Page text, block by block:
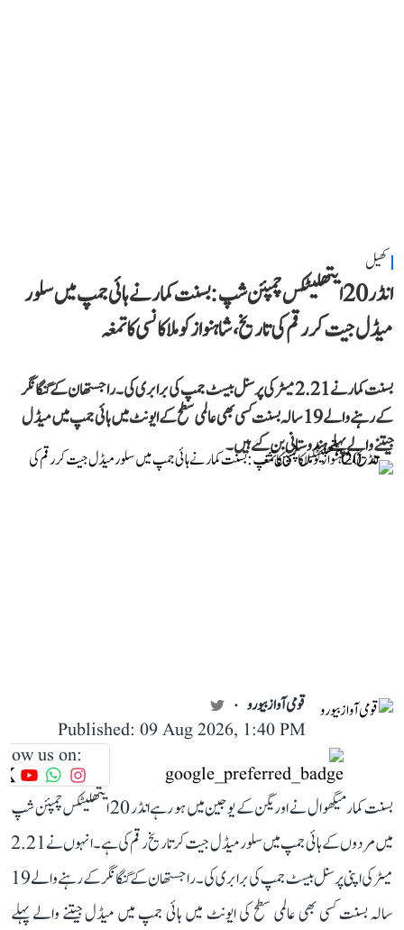
کھیل
انڈر 20 ایتھلیٹکس چمپئن شپ: بسنت کمار نے ہائی جمپ میں سلور
میڈل جیت کر رقم کی تاریخ، شاہنواز کو ملا کانسی کا تمغہ
بسنت کمار نے 2.21 میٹر کی پرسنل بیسٹ جمپ کی برابری کی۔ راجستھان کے گنگا نگر
کے رہنے والے 19 سالہ بسنت کسی بھی عالمی سطح کے ایونٹ میں ہائی جمپ میں میڈل
جیتنے والے پہلے ہندوستانی بن گئے ہیں۔
قومی آواز بیورو
Published: 09 Aug 2026, 1:40 PM
us on:
بسنت کمار میگھوال نے اوریگن کے یوجین میں ہو رہے انڈر 20 ایتھلیٹکس چمپئن شپ
میں مردوں کے ہائی جمپ میں سلور میڈل جیت کر تاریخ رقم کی ہے۔ انہوں نے 2.21
میٹر کی اپنی پرسنل بیسٹ جمپ کی برابری کی۔ راجستھان کے گنگا نگر کے رہنے والے 19
سالہ بسنت کسی بھی عالمی سطح کی ایونٹ میں ہائی جمپ میں میڈل جیتنے والے پہلے